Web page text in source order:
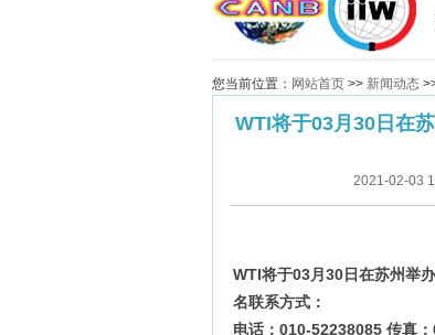
您当前位置： 网站首页 >> 新闻动态
WTI将于03月30日在
2021-02-03
WTI将于03月30日在苏州举
名联系方式：
电话：010-52238085 传真